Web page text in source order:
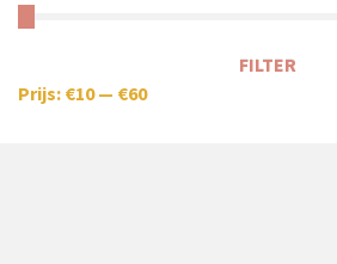
FILTER
Prijs: €10— €60